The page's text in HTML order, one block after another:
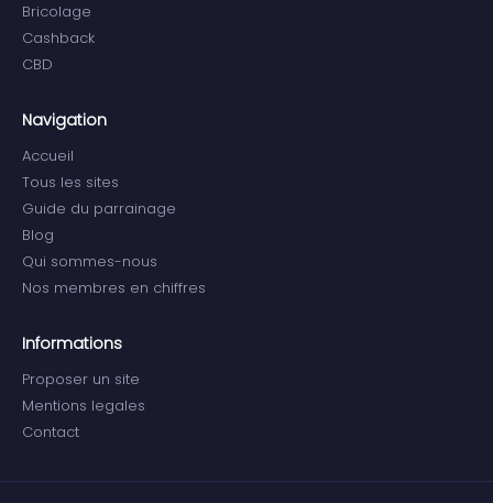
Bricolage
Cashback
CBD
Navigation
Accueil
Tous les sites
Guide du parrainage
Blog
Qui sommes-nous
Nos membres en chiffres
Informations
Proposer un site
Mentions legales
Contact